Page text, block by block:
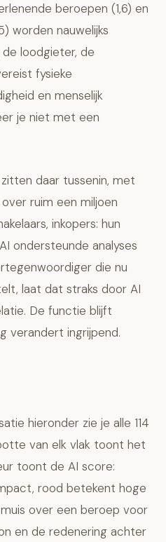
beroepen (1,6) en
worden nauwelijks
loodgieter, de
fysieke
en menselijk
je niet met een
daar tussenin, met
ruim een miljoen
inkopers: hun
ondersteunde analyses
die nu
laat dat straks door AI
De functie blijft
verandert ingrijpend.
hieronder zie je alle 114
van elk vlak toont het
toont de AI score:
rood betekent hoge
over een beroep voor
en de redenering achter